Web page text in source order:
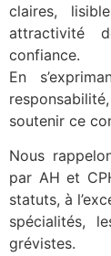
claires,
attractivité
confiance.
En
soutenir ce
Nous
par AH et
statuts, à
spécialités,
grévistes.